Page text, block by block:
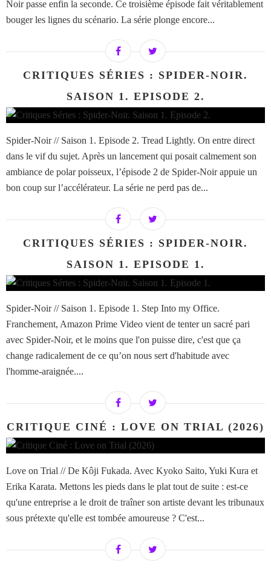
Noir passe enfin la seconde. Ce troisième épisode fait véritablement
bouger les lignes du scénario. La série plonge encore...
CRITIQUES SÉRIES : SPIDER-NOIR.
SAISON 1. EPISODE 2.
Spider-Noir // Saison 1. Episode 2. Tread Lightly. On entre direct
dans le vif du sujet. Après un lancement qui posait calmement son
ambiance de polar poisseux, l’épisode 2 de Spider-Noir appuie un
bon coup sur l’accélérateur. La série ne perd pas de...
CRITIQUES SÉRIES : SPIDER-NOIR.
SAISON 1. EPISODE 1.
Spider-Noir // Saison 1. Episode 1. Step Into my Office.
Franchement, Amazon Prime Video vient de tenter un sacré pari
avec Spider-Noir, et le moins que l'on puisse dire, c'est que ça
change radicalement de ce qu’on nous sert d'habitude avec
l'homme-araignée....
CRITIQUE CINÉ : LOVE ON TRIAL (2026)
Love on Trial // De Kôji Fukada. Avec Kyoko Saito, Yuki Kura et
Erika Karata. Mettons les pieds dans le plat tout de suite : est-ce
qu'une entreprise a le droit de traîner son artiste devant les tribunaux
sous prétexte qu'elle est tombée amoureuse ? C'est...